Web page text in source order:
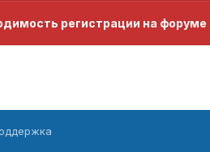
регистрации на форуме